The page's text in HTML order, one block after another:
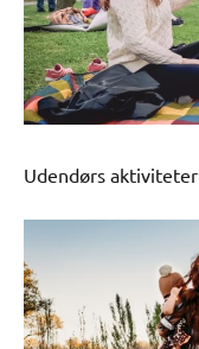
Udendørs aktiviteter